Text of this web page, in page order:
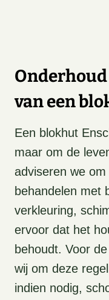
van een
Een blokhut
maar om de
adviseren we
behandelen met
verkleuring,
ervoor dat het
behoudt. Voor
wij om deze
indien nodig,